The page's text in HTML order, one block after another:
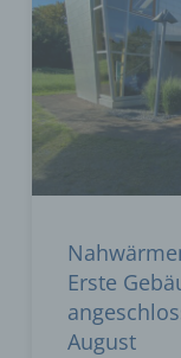
Erste
August